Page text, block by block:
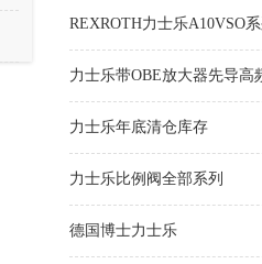
REXROTH力士乐A10VSO
力士乐带OBE放大器先导高
力士乐年底清仓库存
力士乐比例阀全部系列
德国博士力士乐